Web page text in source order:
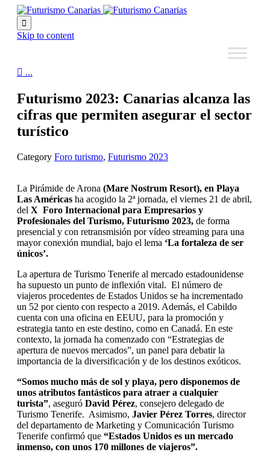

Skip to content
 ...
Futurismo 2023: Canarias alcanza las
cifras que permiten asegurar el sector
turístico
Category Foro turismo, Futurismo 2023
La Pirámide de Arona (Mare Nostrum Resort), en Playa
Las Américas ha acogido la 2ª jornada, el viernes 21 de abril,
del X Foro Internacional para Empresarios y
Profesionales del Turismo, Futurismo 2023, de forma
presencial y con retransmisión por vídeo streaming para una
mayor conexión mundial, bajo el lema ‘La fortaleza de ser
únicos’.
La apertura de Turismo Tenerife al mercado estadounidense
ha supuesto un punto de inflexión vital. El número de
viajeros procedentes de Estados Unidos se ha incrementado
un 52 por ciento con respecto a 2019. Además, el Cabildo
cuenta con una oficina en EEUU, para la promoción y
estrategia tanto en este destino, como en Canadá. En este
contexto, la jornada ha comenzado con “Estrategias de
apertura de nuevos mercados”, un panel para debatir la
importancia de la diversificación y de los destinos exóticos.
“Somos mucho más de sol y playa, pero disponemos de
unos atributos fantásticos para atraer a cualquier
turista”, aseguró David Pérez, consejero delegado de
Turismo Tenerife. Asimismo, Javier Pérez Torres, director
del departamento de Marketing y Comunicación Turismo
Tenerife confirmó que “Estados Unidos es un mercado
inmenso, con unos 170 millones de viajeros”.